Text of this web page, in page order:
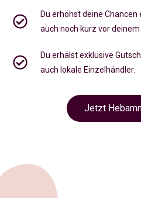
Du erhöhst deine
auch noch kurz vor
Du erhälst exklusive
auch lokale Einzelhändler.
Jetzt